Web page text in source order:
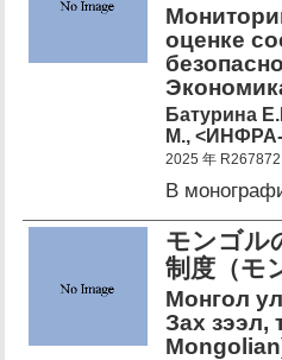
оценке
Батурина
М., <ИНФРА-
2025 年 R267872
В
モンゴル
制度（モ
Монгол
Зах зээл,